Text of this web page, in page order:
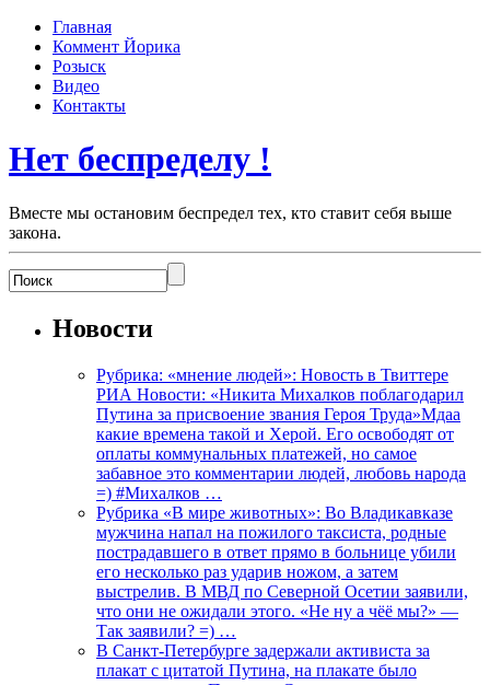
Главная
Коммент Йорика
Розыск
Видео
Контакты
Нет беспределу !
Вместе мы остановим беспредел тех, кто ставит себя выше
закона.
Новости
Рубрика: «мнение людей»: Новость в Твиттере
РИА Новости: «Никита Михалков поблагодарил
Путина за присвоение звания Героя Труда»Мдаа
какие времена такой и Херой. Его освободят от
оплаты коммунальных платежей, но самое
забавное это комментарии людей, любовь народа
=) #Михалков …
Рубрика «В мире животных»: Во Владикавказе
мужчина напал на пожилого таксиста, родные
пострадавшего в ответ прямо в больнице убили
его несколько раз ударив ножом, а затем
выстрелив. В МВД по Северной Осетии заявили,
что они не ожидали этого. «Не ну а чёё мы?» —
Так заявили? =) …
В Санкт-Петербурге задержали активиста за
плакат с цитатой Путина, на плакате было